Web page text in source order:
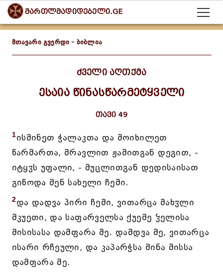
მართლმადიდებელი.GE
მთავარი გვერდი - ბიბლია
ძველი აღთქმა
ესაია წინასწარმეტყველი
თავი 49
1ისმინეთ ჭალაკთა და მოიხილეთ
წარმართა, მრავლით ჟამითგან დეგით, -
იტყჳს უფალი, - მუცლითგან დედისაისათ
გიწოდა შენ სახელი ჩემი.
2და დადვა პირი ჩემი, ვითარცა მახჳლი
მკუეთი, და საფარველსა ქუეშე ჴელისა
მისისასა დამფარა მე. დამდვა მე, ვითარცა
ისარი რჩეული, და კაპარჭსა შინა მისსა
დამფარა მე.